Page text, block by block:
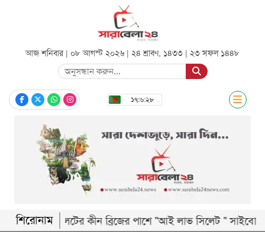
জাতীয়
রাজনীতি
অর্থনীতি
আন্তর্জাতিক
বিনোদন
আজ শনিবার | ০৮ আগস্ট ২০২৬ | ২৪ শ্রাবণ, ১৪৩৩ | ২৩ সফল ১৪৪৮
১৭:৬:২৯
শিরোনাম‎সিলেটের কীন ব্রিজের পাশে "আই লাভ সিলেট " সাইবোর্ড